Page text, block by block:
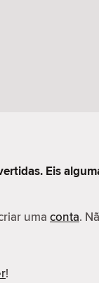
Eis
uma conta.
!